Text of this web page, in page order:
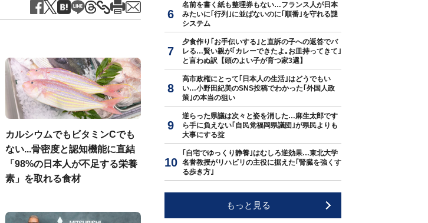
カルシウムでもビタミンCでも
ない...骨密度と認知機能に直結
「98%の日本人が不足する栄養
素」を取れる食材
名前を書く紙も整理券もない…フランス人が日本
みたいに｢行列｣に並ばないのに｢順番｣を守れる謎
システム
夕食作り｢お手伝いする｣と直訴の子への返答でバ
レる…賢い親が｢カレーできたよ｡お皿持ってきて｣
と言わぬ訳【頭のよい子が育つ家3選】
高市政権にとって｢日本人の生活｣はどうでもい
い…小野田紀美のSNS投稿でわかった｢外国人政
策｣の本当の狙い
逆らった県議は次々と姿を消した…麻生太郎です
ら手に負えない｢自民党福岡県議団｣が県民よりも
大事にする掟
｢自宅でゆっくり静養｣はむしろ逆効果…東北大学
名誉教授がリハビリの主役に据えた｢腎臓を強くす
る歩き方｣
もっと見る